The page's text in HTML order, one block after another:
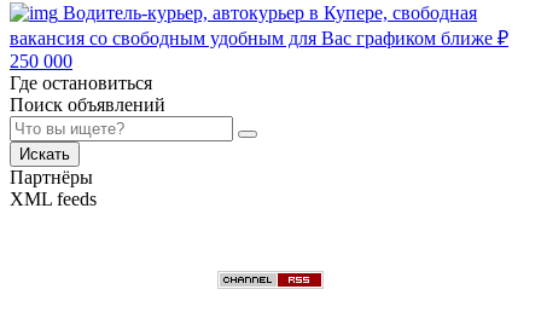
Водитель-курьер, автокурьер в Купере, свободная
вакансия со свободным удобным для Вас графиком ближе ₽
250 000
Где остановиться
Поиск объявлений
Искать
Партнёры
XML feeds